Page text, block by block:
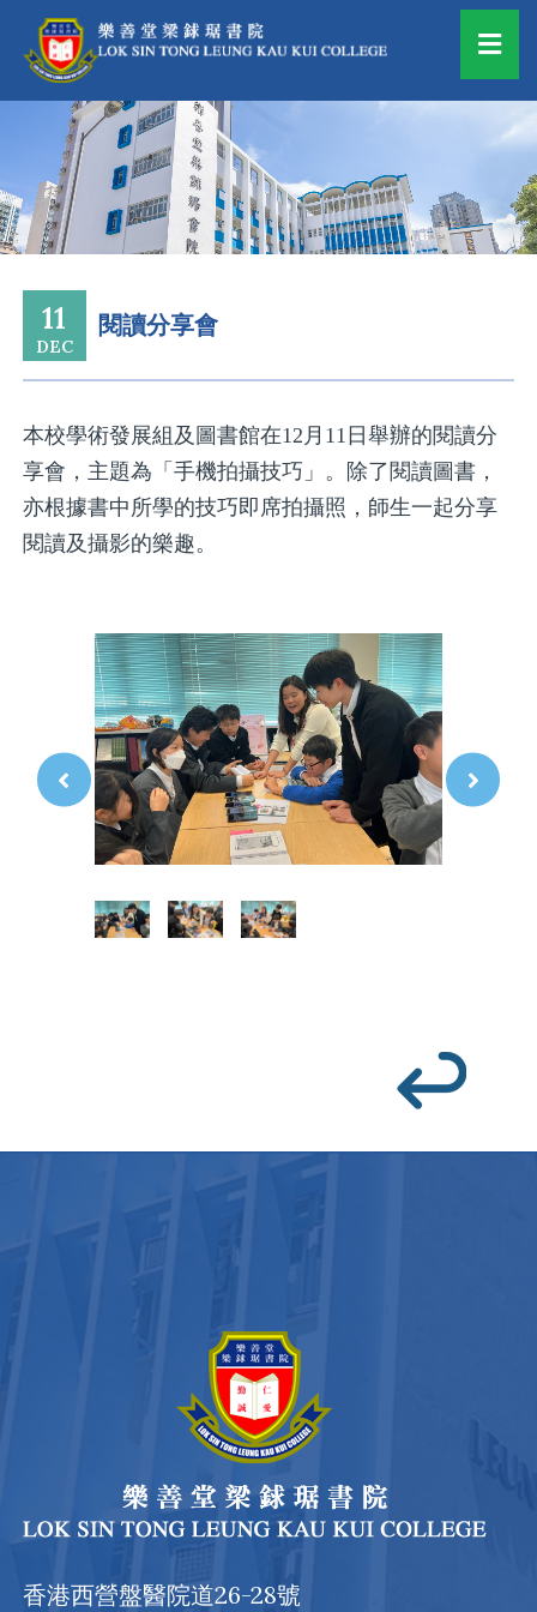
11
DEC
閱讀分享會
本校學術發展組及圖書館在12月11日舉辦的閱讀分
享會，主題為「手機拍攝技巧」。除了閱讀圖書，
亦根據書中所學的技巧即席拍攝照，師生一起分享
閱讀及攝影的樂趣。
香港西營盤醫院道26-28號